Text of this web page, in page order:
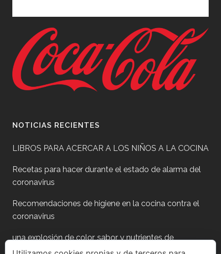
NOTICIAS RECIENTES
LIBROS PARA ACERCAR A LOS NIÑOS A LA COCINA
Recetas para hacer durante el estado de alarma del
coronavirus
Recomendaciones de higiene en la cocina contra el
coronavirus
una explosión de color, sabor y nutrientes de
temporada